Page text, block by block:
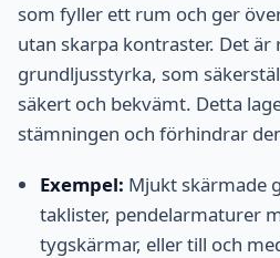
som fyller ett rum och ger
utan skarpa kontraster. Det
grundljusstyrka, som
säkert och bekvämt. Detta
stämningen och förhindrar
Exempel: Mjukt skärmade
taklister, pendelarmaturer
tygskärmar, eller till och